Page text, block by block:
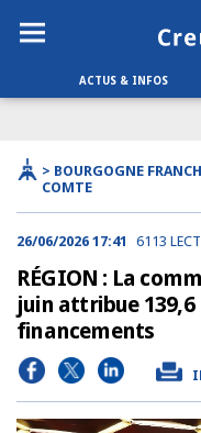
ACTUS & INFOS
> BOURGOGNE
COMTE
26/06/2026 17:41 6113
RÉGION : La
juin attribue
financements